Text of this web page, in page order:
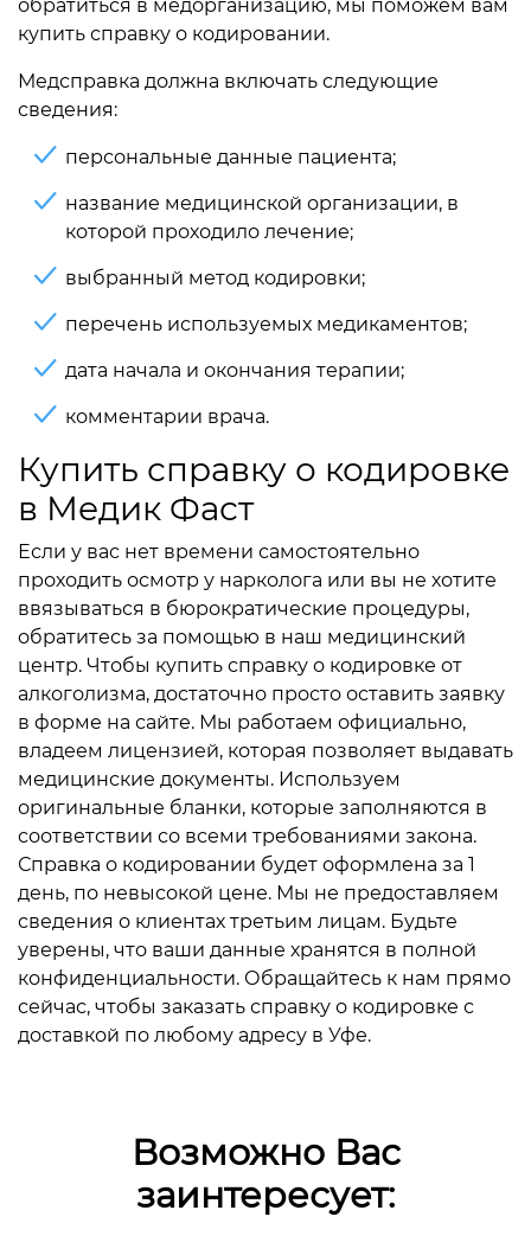
обратиться в медорганизацию, мы поможем вам
купить справку о кодировании.
Медсправка должна включать следующие
сведения:
персональные данные пациента;
название медицинской организации, в
которой проходило лечение;
выбранный метод кодировки;
перечень используемых медикаментов;
дата начала и окончания терапии;
комментарии врача.
Купить справку о кодировке
в Медик Фаст
Если у вас нет времени самостоятельно
проходить осмотр у нарколога или вы не хотите
ввязываться в бюрократические процедуры,
обратитесь за помощью в наш медицинский
центр. Чтобы купить справку о кодировке от
алкоголизма, достаточно просто оставить заявку
в форме на сайте. Мы работаем официально,
владеем лицензией, которая позволяет выдавать
медицинские документы. Используем
оригинальные бланки, которые заполняются в
соответствии со всеми требованиями закона.
Справка о кодировании будет оформлена за 1
день, по невысокой цене. Мы не предоставляем
сведения о клиентах третьим лицам. Будьте
уверены, что ваши данные хранятся в полной
конфиденциальности. Обращайтесь к нам прямо
сейчас, чтобы заказать справку о кодировке с
доставкой по любому адресу в Уфе.
Возможно Вас
заинтересует: